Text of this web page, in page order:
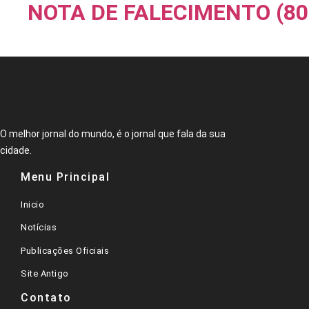
NOTA DE FALECIMENTO
O melhor jornal do mundo, é o jornal que fala da sua
cidade.
Menu Principal
Inicio
Notícias
Publicações Oficiais
Site Antigo
Contato